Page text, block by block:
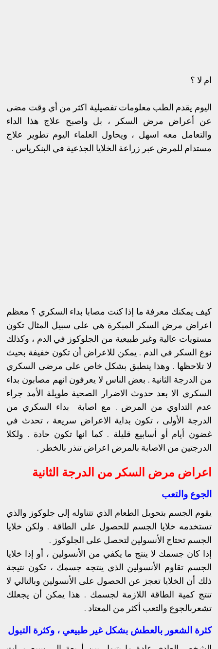
ام لا ؟
اليوم يقدم الطب معلومات تفصيلية اكثر من أي وقت مضى
عن أعراض مرض السكر ، بل واصبح علاج هذا الداء
والتعامل معه اسهل ، ويحاول العلماء اليوم تطوير علاج
مستدام للمرض عبر زراعة الخلايا الجذعية في البنكرياس .
كيف يمكنك معرفة ما إذا كنت مصابا بداء السكري ؟ معظم
اعراض مرض السكر المبكرة هي على سبيل المثال تكون
مستويات عالية وغير طبيعية من الجلوكوز في الدم ، وكذلك
نوع السكر في الدم . يمكن للاعراض أن تكون خفيفة بحيث
لا تلاحظها . وهذا ينطبق بشكل خاص على مرضى السكري
من الدرجة الثانية . بعض الناس لا يعرفون انهم مصابون بداء
السكري الا بعد حدوث الاضرار الصحية طويلة الأمد جراء
عدم التداوي من المرض . مع اصابة بداء السكري من
الدرجة الأولى ، تكون بداية الاعراض سريعة ، تحدث في
غضون أيام أو أسابيع قليلة . كما انها تكون حادة . ولكلا
الدرجتين من الاصابة بالمرض اعراض تنذر بالخطر .
اعراض مرض السكر من الدرجة الثانية
الجوع والتعب
يقوم الجسم بتحويل الطعام الذي تتناوله إلى جلوكوز والذي
تستخدمه خلايا الجسم للحصول على الطاقة . ولكن خلايا
الجسم تحتاج الأنسولين لتحصل على الجلوكوز .
إذا كان جسمك لا ينتج ما يكفي من الأنسولين ، أو إذا خلايا
الجسم تقاوم الأنسولين الذي ينتجه جسمك ، تكون نتيجة
ذلك أن الخلايا تعجز عن الحصول على الأنسولين وبالتالي لا
تنتج كمية الطاقة اللازمة لجسمك . هذا يمكن أن يجعلك
تشعربالجوع والتعب أكثر من المعتاد .
كثرة الشعور بالعطش بشكل غير طبيعي ، وكثرة التبول